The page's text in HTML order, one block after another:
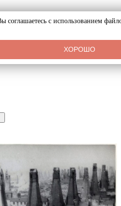
соглашаетесь с использованием
ХОРОШО